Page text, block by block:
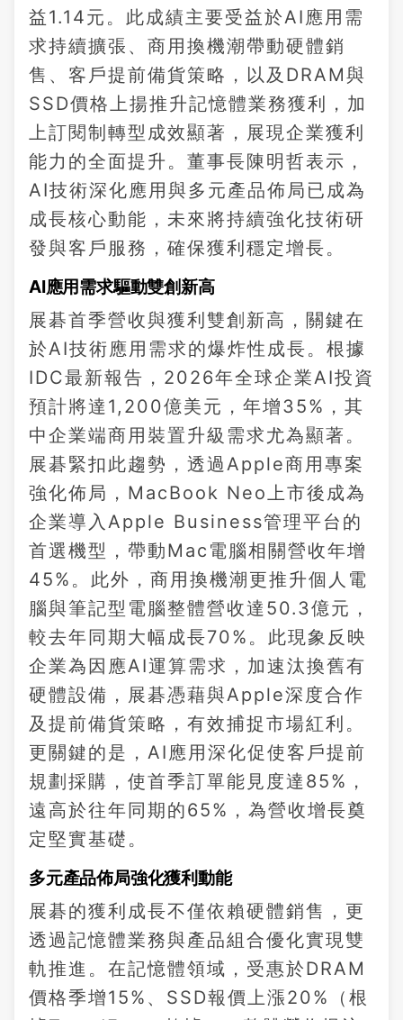
益1.14元。此成績主要受益於AI應用需
求持續擴張、商用換機潮帶動硬體銷
售、客戶提前備貨策略，以及DRAM與
SSD價格上揚推升記憶體業務獲利，加
上訂閱制轉型成效顯著，展現企業獲利
能力的全面提升。董事長陳明哲表示，
AI技術深化應用與多元產品佈局已成為
成長核心動能，未來將持續強化技術研
發與客戶服務，確保獲利穩定增長。
AI應用需求驅動雙創新高
展碁首季營收與獲利雙創新高，關鍵在
於AI技術應用需求的爆炸性成長。根據
IDC最新報告，2026年全球企業AI投資
預計將達1,200億美元，年增35%，其
中企業端商用裝置升級需求尤為顯著。
展碁緊扣此趨勢，透過Apple商用專案
強化佈局，MacBook Neo上市後成為
企業導入Apple Business管理平台的
首選機型，帶動Mac電腦相關營收年增
45%。此外，商用換機潮更推升個人電
腦與筆記型電腦整體營收達50.3億元，
較去年同期大幅成長70%。此現象反映
企業為因應AI運算需求，加速汰換舊有
硬體設備，展碁憑藉與Apple深度合作
及提前備貨策略，有效捕捉市場紅利。
更關鍵的是，AI應用深化促使客戶提前
規劃採購，使首季訂單能見度達85%，
遠高於往年同期的65%，為營收增長奠
定堅實基礎。
多元產品佈局強化獲利動能
展碁的獲利成長不僅依賴硬體銷售，更
透過記憶體業務與產品組合優化實現雙
軌推進。在記憶體領域，受惠於DRAM
價格季增15%、SSD報價上漲20%（根